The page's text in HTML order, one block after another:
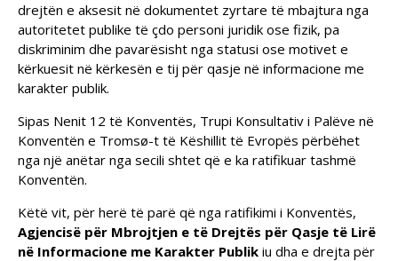
drejtën e aksesit në dokumentet zyrtare të mbajtura nga
autoritetet publike të çdo personi juridik ose fizik, pa
diskriminim dhe pavarësisht nga statusi ose motivet e
kërkuesit në kërkesën e tij për qasje në informacione me
karakter publik.
Sipas Nenit 12 të Konventës, Trupi Konsultativ i Palëve në
Konventën e Tromsø-t të Këshillit të Evropës përbëhet
nga një anëtar nga secili shtet që e ka ratifikuar tashmë
Konventën.
Këtë vit, për herë të parë që nga ratifikimi i Konventës,
Agjencisë për Mbrojtjen e të Drejtës për Qasje të Lirë
në Informacione me Karakter Publik iu dha e drejta për